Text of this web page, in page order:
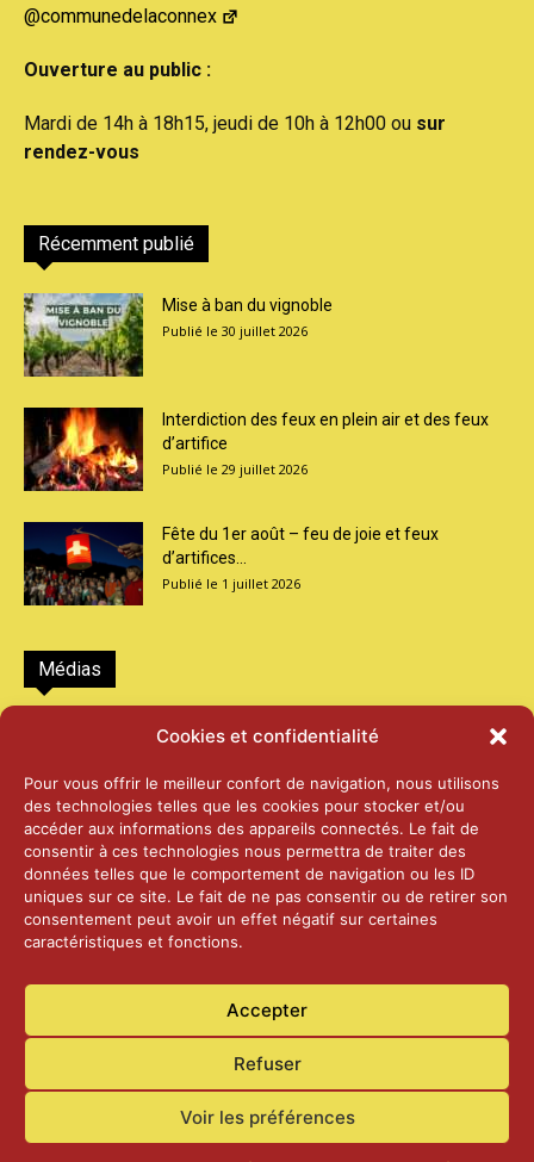
Cookies et confidentialité
Pour vous offrir le meilleur confort de navigation, nous utilisons
des technologies telles que les cookies pour stocker et/ou
accéder aux informations des appareils connectés. Le fait de
consentir à ces technologies nous permettra de traiter des
données telles que le comportement de navigation ou les ID
uniques sur ce site. Le fait de ne pas consentir ou de retirer son
consentement peut avoir un effet négatif sur certaines
caractéristiques et fonctions.
Accepter
Refuser
Voir les préférences
@communedelaconnex
Ouverture au public :
Mardi de 14h à 18h15, jeudi de 10h à 12h00 ou sur
rendez-vous
Récemment publié
Mise à ban du vignoble
30 juillet 2026
Interdiction des feux en plein air et des feux
d’artifice
29 juillet 2026
Fête du 1er août – feu de joie et feux
d’artifices...
1 juillet 2026
Médias
2026 – Laiterie d’Orsières et Abbaye de St-
25 juin 2026
2025 – Palais Fédéral – Berne
25 juin 2026
14 janvier 2025
Actualités Contact Confidentialité